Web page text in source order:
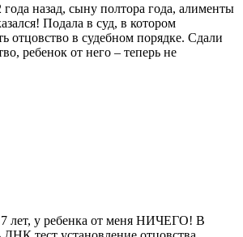
назад, сыну полтора года, алименты
Подала в суд, в котором
отцовство в судебном порядке. Сдали
ребенок от него – теперь не
лет, у ребенка от меня НИЧЕГО! В